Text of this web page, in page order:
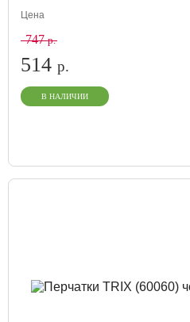
Цена
747р.
514 р.
В НАЛИЧИИ